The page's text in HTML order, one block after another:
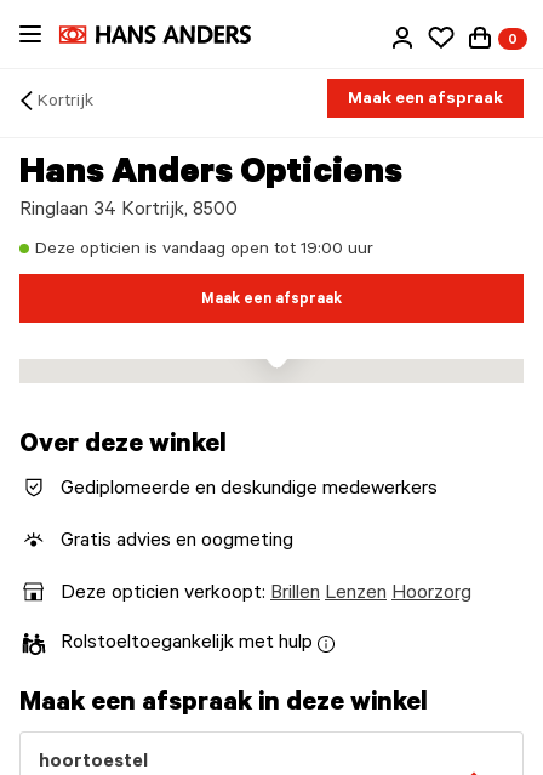
Ga
de
0
Kortrijk Maak een afspraak
Hans Anders Opticiens
Ringlaan 34 Kortrijk, 8500
Deze opticien is vandaag open tot 19:00 uur
Maak een afspraak
Over deze winkel
Gediplomeerde en deskundige medewerkers
Gratis advies en oogmeting
Deze opticien verkoopt: Brillen Lenzen Hoorzorg
Rolstoeltoegankelijk met hulp
Maak een afspraak in deze winkel
hoortoestel